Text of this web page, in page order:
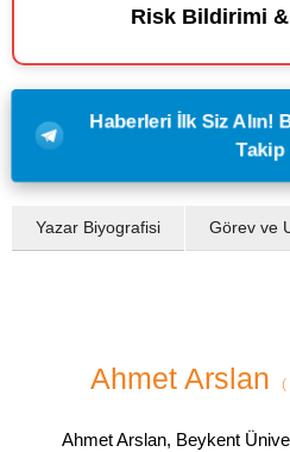
Risk Bildirimi &
Haberleri İlk Siz Alın!
Takip
Yazar Biyografisi Görev ve
Ahmet Arslan (
Ahmet Arslan, Beykent